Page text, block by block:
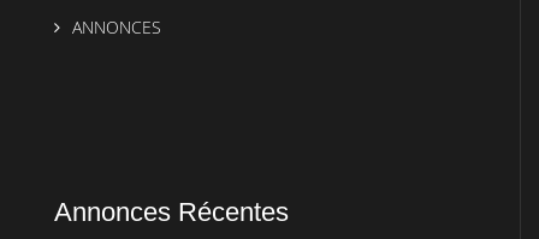
ANNONCES
Annonces Récentes